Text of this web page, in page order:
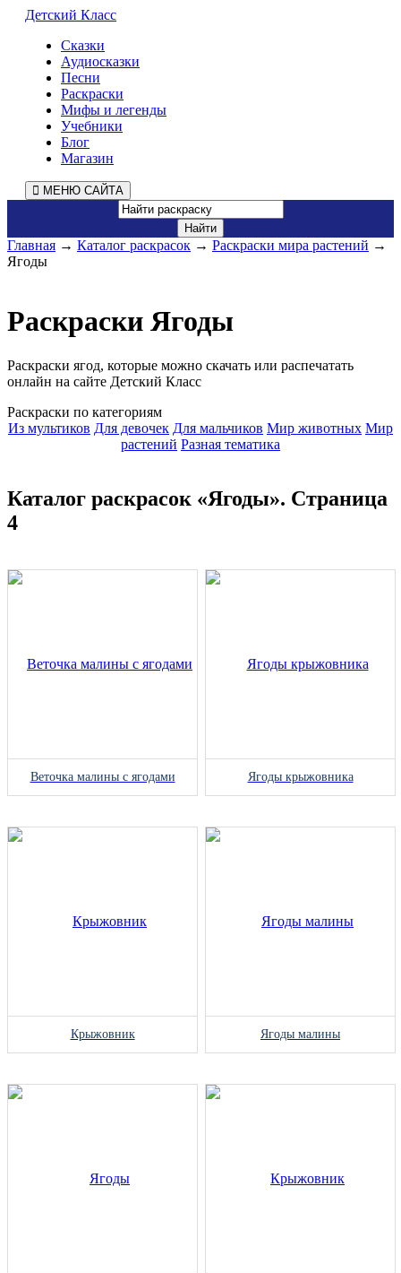
Детский Класс
Сказки
Аудиосказки
Песни
Раскраски
Мифы и легенды
Учебники
Блог
Магазин
МЕНЮ САЙТА
Главная → Каталог раскрасок → Раскраски мира растений →
Ягоды
Раскраски Ягоды
Раскраски ягод, которые можно скачать или распечатать
онлайн на сайте Детский Класс
Раскраски по категориям
Из мультиков Для девочек Для мальчиков Мир животных Мир
растений Разная тематика
Каталог раскрасок «Ягоды». Страница
4
Веточка малины с ягодами Ягоды крыжовника
Крыжовник Ягоды малины